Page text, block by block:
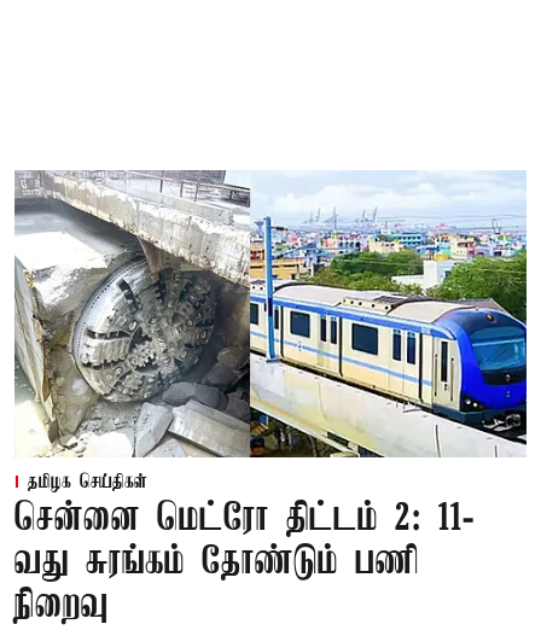
தமிழக செய்திகள்
சென்னை மெட்ரோ திட்டம் 2: 11-
வது சுரங்கம் தோண்டும் பணி
நிறைவு